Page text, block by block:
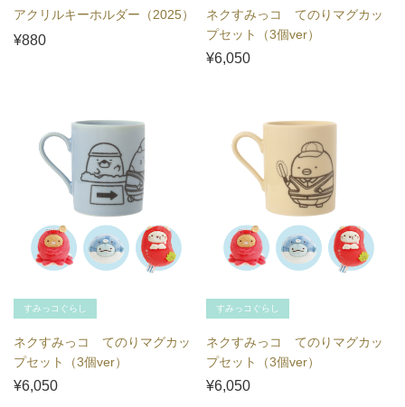
アクリルキーホルダー（2025）
¥880
ネクすみっコ てのりマグカッ
プセット（3個ver）
¥6,050
すみっコぐらし
ネクすみっコ てのりマグカッ
プセット（3個ver）
¥6,050
すみっコぐらし
ネクすみっコ てのりマグカッ
プセット（3個ver）
¥6,050